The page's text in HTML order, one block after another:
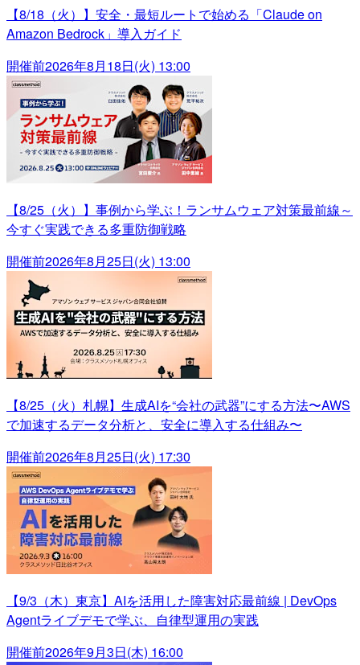
【8/18（火）】安全・最短ルートで始める「Claude on
Amazon Bedrock」導入ガイド
開催前2026年8月18日(火) 13:00
【8/25（火）】事例から学ぶ！ランサムウェア対策最前線～
今すぐ実践できる多重防御戦略
開催前2026年8月25日(火) 13:00
【8/25（火）札幌】生成AIを“会社の武器”にする方法〜AWS
で加速するデータ分析と、安全に導入する仕組み〜
開催前2026年8月25日(火) 17:30
【9/3（木）東京】AIを活用した障害対応最前線 | DevOps
Agentライブデモで学ぶ、自律型運用の実践
開催前2026年9月3日(木) 16:00